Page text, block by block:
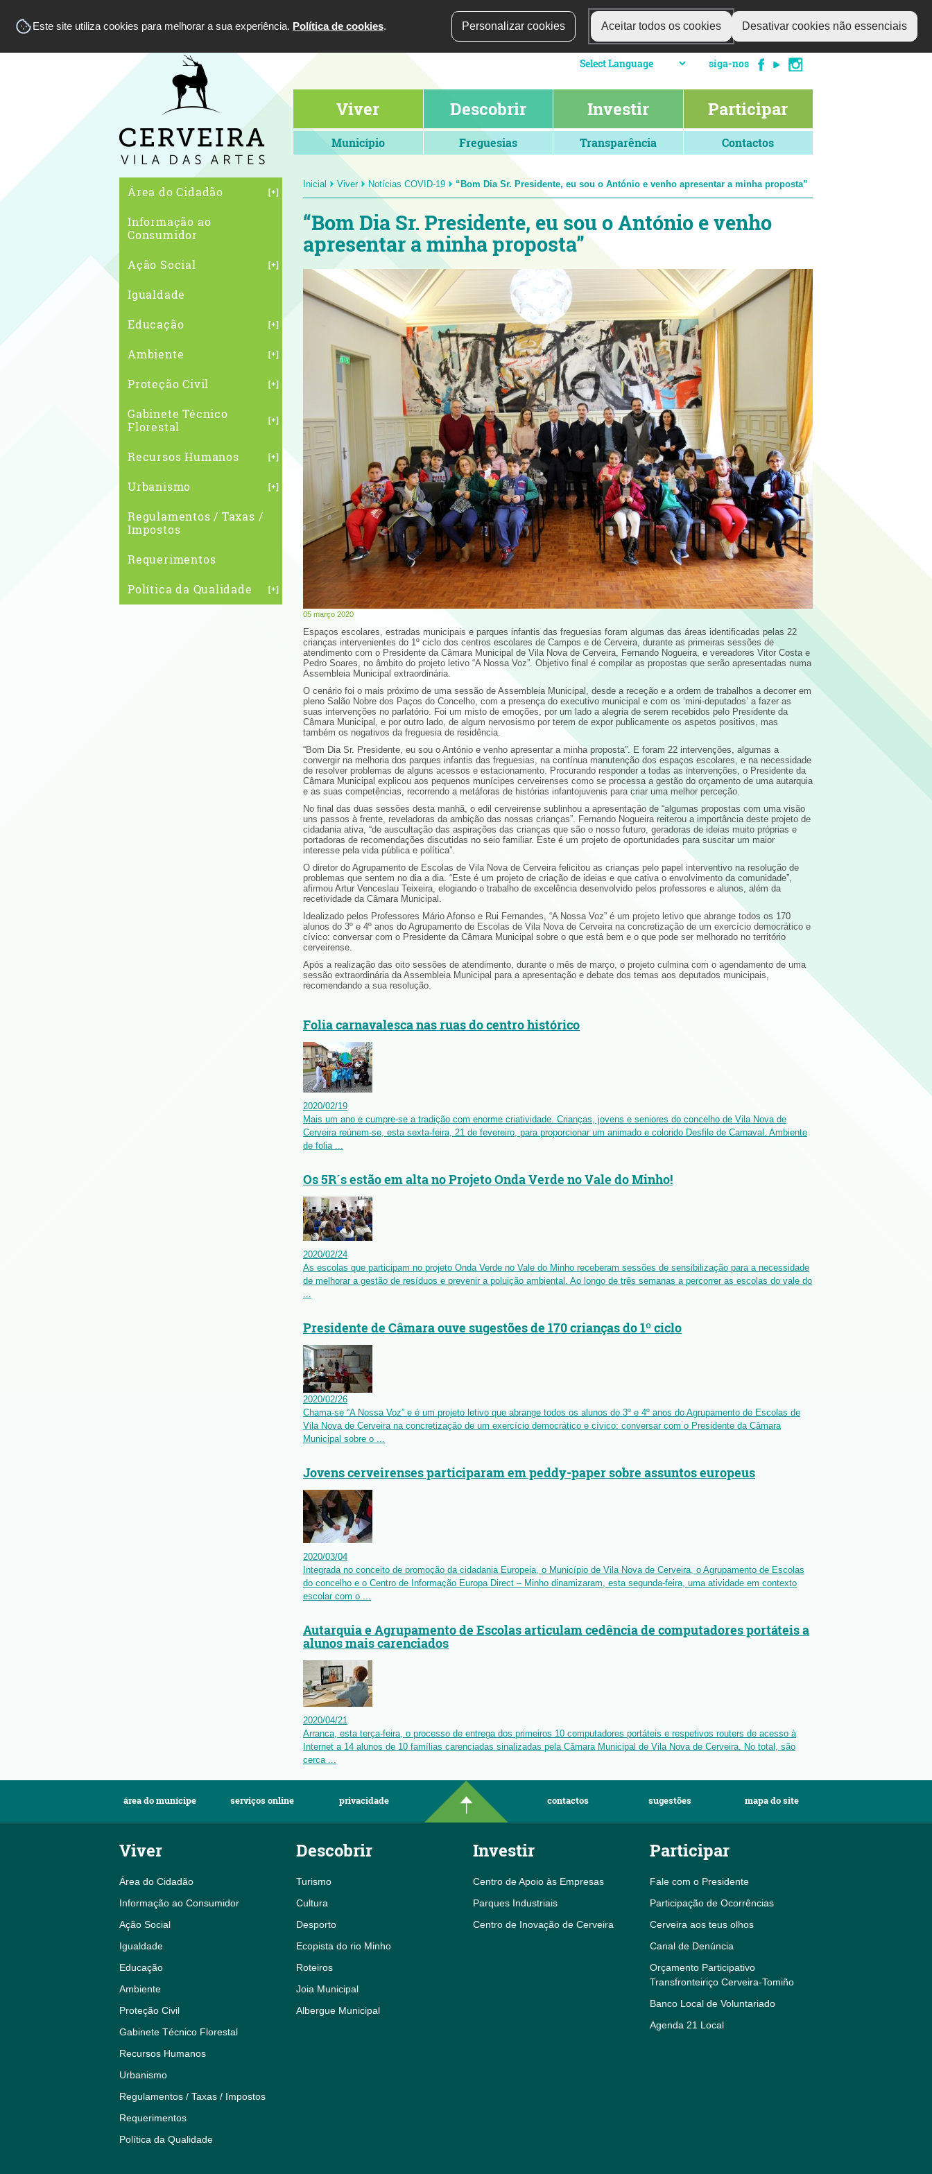
Este site utiliza cookies para melhorar a sua experiência. Política de cookies. Personalizar cookies Aceitar todos os cookies Desativar cookies não essenciais
siga-nos
Viver Descobrir Investir Participar
Município Freguesias Transparência Contactos
Área do Cidadão
Informação ao
Consumidor
Ação Social
Igualdade
Educação
Ambiente
Proteção Civil
Gabinete Técnico
Florestal
Recursos Humanos
Urbanismo
Regulamentos / Taxas /
Impostos
Requerimentos
Política da Qualidade
Inicial Viver Notícias COVID-19 “Bom Dia Sr. Presidente, eu sou o António e venho apresentar a minha proposta”
“Bom Dia Sr. Presidente, eu sou o António e venho
apresentar a minha proposta”
05 março 2020
Espaços escolares, estradas municipais e parques infantis das freguesias foram algumas das áreas identificadas pelas 22
crianças intervenientes do 1º ciclo dos centros escolares de Campos e de Cerveira, durante as primeiras sessões de
atendimento com o Presidente da Câmara Municipal de Vila Nova de Cerveira, Fernando Nogueira, e vereadores Vitor Costa e
Pedro Soares, no âmbito do projeto letivo “A Nossa Voz”. Objetivo final é compilar as propostas que serão apresentadas numa
Assembleia Municipal extraordinária.
O cenário foi o mais próximo de uma sessão de Assembleia Municipal, desde a receção e a ordem de trabalhos a decorrer em
pleno Salão Nobre dos Paços do Concelho, com a presença do executivo municipal e com os ‘mini-deputados’ a fazer as
suas intervenções no parlatório. Foi um misto de emoções, por um lado a alegria de serem recebidos pelo Presidente da
Câmara Municipal, e por outro lado, de algum nervosismo por terem de expor publicamente os aspetos positivos, mas
também os negativos da freguesia de residência.
“Bom Dia Sr. Presidente, eu sou o António e venho apresentar a minha proposta”. E foram 22 intervenções, algumas a
convergir na melhoria dos parques infantis das freguesias, na contínua manutenção dos espaços escolares, e na necessidade
de resolver problemas de alguns acessos e estacionamento. Procurando responder a todas as intervenções, o Presidente da
Câmara Municipal explicou aos pequenos munícipes cerveirenses como se processa a gestão do orçamento de uma autarquia
e as suas competências, recorrendo a metáforas de histórias infantojuvenis para criar uma melhor perceção.
No final das duas sessões desta manhã, o edil cerveirense sublinhou a apresentação de “algumas propostas com uma visão
uns passos à frente, reveladoras da ambição das nossas crianças”. Fernando Nogueira reiterou a importância deste projeto de
cidadania ativa, “de auscultação das aspirações das crianças que são o nosso futuro, geradoras de ideias muito próprias e
portadoras de recomendações discutidas no seio familiar. Este é um projeto de oportunidades para suscitar um maior
interesse pela vida pública e política”.
O diretor do Agrupamento de Escolas de Vila Nova de Cerveira felicitou as crianças pelo papel interventivo na resolução de
problemas que sentem no dia a dia. “Este é um projeto de criação de ideias e que cativa o envolvimento da comunidade”,
afirmou Artur Venceslau Teixeira, elogiando o trabalho de excelência desenvolvido pelos professores e alunos, além da
recetividade da Câmara Municipal.
Idealizado pelos Professores Mário Afonso e Rui Fernandes, “A Nossa Voz” é um projeto letivo que abrange todos os 170
alunos do 3º e 4º anos do Agrupamento de Escolas de Vila Nova de Cerveira na concretização de um exercício democrático e
cívico: conversar com o Presidente da Câmara Municipal sobre o que está bem e o que pode ser melhorado no território
cerveirense.
Após a realização das oito sessões de atendimento, durante o mês de março, o projeto culmina com o agendamento de uma
sessão extraordinária da Assembleia Municipal para a apresentação e debate dos temas aos deputados municipais,
recomendando a sua resolução.
Folia carnavalesca nas ruas do centro histórico
2020/02/19
Mais um ano e cumpre-se a tradição com enorme criatividade. Crianças, jovens e seniores do concelho de Vila Nova de
Cerveira reúnem-se, esta sexta-feira, 21 de fevereiro, para proporcionar um animado e colorido Desfile de Carnaval. Ambiente
de folia ...
Os 5R´s estão em alta no Projeto Onda Verde no Vale do Minho!
2020/02/24
As escolas que participam no projeto Onda Verde no Vale do Minho receberam sessões de sensibilização para a necessidade
de melhorar a gestão de resíduos e prevenir a poluição ambiental. Ao longo de três semanas a percorrer as escolas do vale do
Presidente de Câmara ouve sugestões de 170 crianças do 1º ciclo
2020/02/26
Chama-se “A Nossa Voz” e é um projeto letivo que abrange todos os alunos do 3º e 4º anos do Agrupamento de Escolas de
Vila Nova de Cerveira na concretização de um exercício democrático e cívico: conversar com o Presidente da Câmara
Municipal sobre o ...
Jovens cerveirenses participaram em peddy-paper sobre assuntos europeus
2020/03/04
Integrada no conceito de promoção da cidadania Europeia, o Município de Vila Nova de Cerveira, o Agrupamento de Escolas
do concelho e o Centro de Informação Europa Direct – Minho dinamizaram, esta segunda-feira, uma atividade em contexto
escolar com o ...
Autarquia e Agrupamento de Escolas articulam cedência de computadores portáteis a
alunos mais carenciados
2020/04/21
Arranca, esta terça-feira, o processo de entrega dos primeiros 10 computadores portáteis e respetivos routers de acesso à
Internet a 14 alunos de 10 famílias carenciadas sinalizadas pela Câmara Municipal de Vila Nova de Cerveira. No total, são
cerca ...
área do munícipe serviços online privacidade contactos sugestões mapa do site
Viver
Área do Cidadão
Informação ao Consumidor
Ação Social
Igualdade
Educação
Ambiente
Proteção Civil
Gabinete Técnico Florestal
Recursos Humanos
Urbanismo
Regulamentos / Taxas / Impostos
Requerimentos
Política da Qualidade
Descobrir
Turismo
Cultura
Desporto
Ecopista do rio Minho
Roteiros
Joia Municipal
Albergue Municipal
Investir
Centro de Apoio às Empresas
Parques Industriais
Centro de Inovação de Cerveira
Participar
Fale com o Presidente
Participação de Ocorrências
Cerveira aos teus olhos
Canal de Denúncia
Orçamento Participativo
Transfronteiriço Cerveira-Tomiño
Banco Local de Voluntariado
Agenda 21 Local